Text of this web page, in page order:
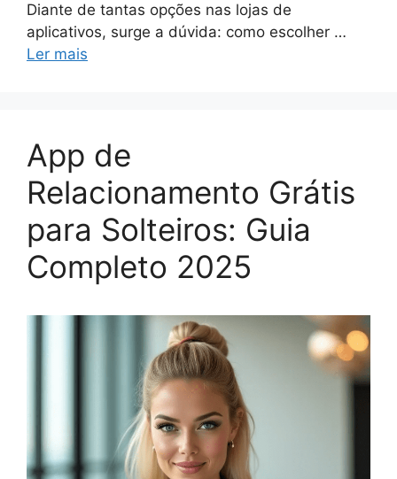
Diante de tantas opções nas lojas de
aplicativos, surge a dúvida: como escolher …
Ler mais
App de
Relacionamento Grátis
para Solteiros: Guia
Completo 2025